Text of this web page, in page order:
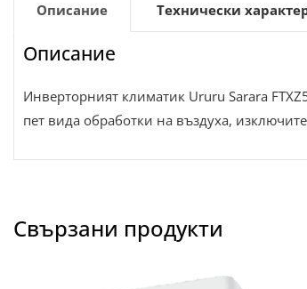
Описание Технически
Описание
Инверторният климатик Ururu Sarara
пет вида обработки на въздуха,
Свързани продукти